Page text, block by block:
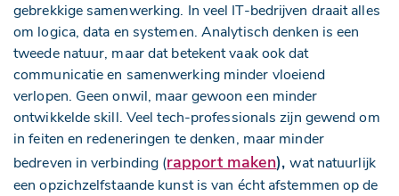
gebrekkige samenwerking. In veel IT-bedrijven draait alles
om logica, data en systemen. Analytisch denken is een
tweede natuur, maar dat betekent vaak ook dat
communicatie en samenwerking minder vloeiend
verlopen. Geen onwil, maar gewoon een minder
ontwikkelde skill. Veel tech-professionals zijn gewend om
in feiten en redeneringen te denken, maar minder
bedreven in verbinding (rapport maken),wat natuurlijk
een opzichzelfstaande kunst is van écht afstemmen op de